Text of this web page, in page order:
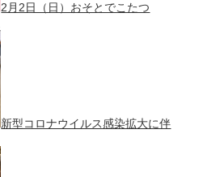
2月2日（日）おそとでこたつ
新型コロナウイルス感染拡大に伴